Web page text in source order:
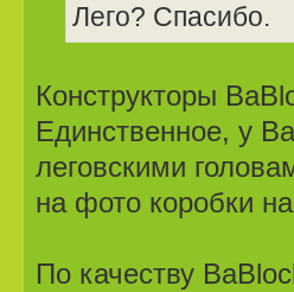
Лего? Спасибо.
Конструкторы
Единственное, у
леговскими
на фото коробки
По качеству